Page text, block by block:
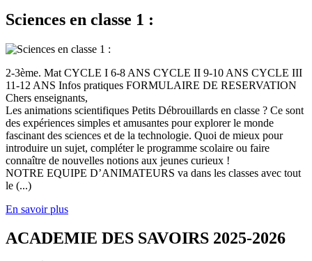
Sciences en classe 1 :
2-3ème. Mat CYCLE I 6-8 ANS CYCLE II 9-10 ANS CYCLE III
11-12 ANS Infos pratiques FORMULAIRE DE RESERVATION
Chers enseignants,
Les animations scientifiques Petits Débrouillards en classe ? Ce sont
des expériences simples et amusantes pour explorer le monde
fascinant des sciences et de la technologie. Quoi de mieux pour
introduire un sujet, compléter le programme scolaire ou faire
connaître de nouvelles notions aux jeunes curieux !
NOTRE EQUIPE D’ANIMATEURS va dans les classes avec tout
le (...)
En savoir plus
ACADEMIE DES SAVOIRS 2025-2026